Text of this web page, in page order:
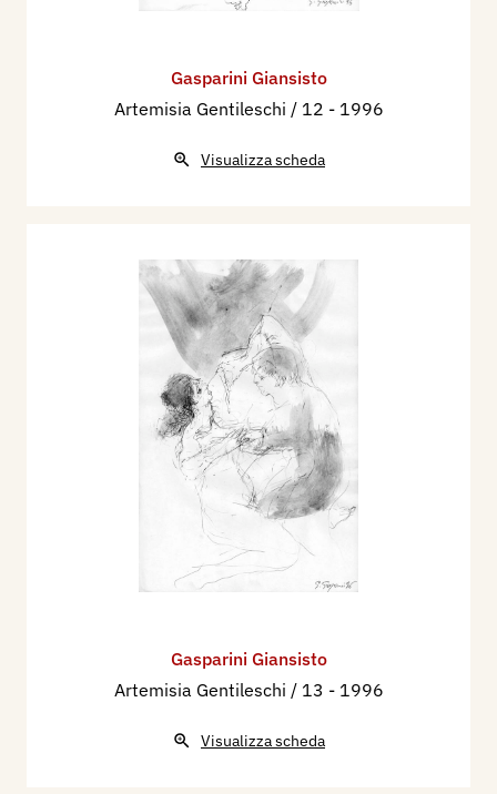
Gasparini Giansisto
Artemisia Gentileschi / 12 - 1996
Visualizza scheda
Gasparini Giansisto
Artemisia Gentileschi / 13 - 1996
Visualizza scheda